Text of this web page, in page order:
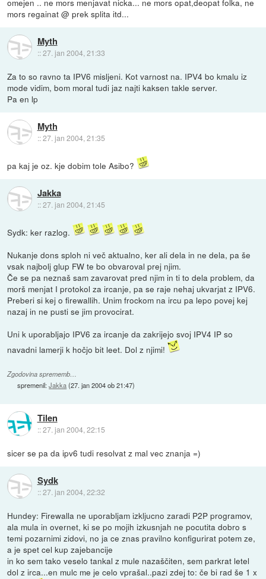
omejen .. ne mors menjavat nicka... ne mors opat,deopat folka, ne
mors regainat @ prek splita itd...
Myth
::27. jan 2004, 21:33
Za to so ravno ta IPV6 misljeni. Kot varnost na. IPV4 bo kmalu iz
mode vidim, bom moral tudi jaz najti kaksen takle server.
Pa en lp
Myth
::27. jan 2004, 21:35
pa kaj je oz. kje dobim tole Asibo?
Jakka
::27. jan 2004, 21:45
Sydk: ker razlog.
Nukanje dons sploh ni več aktualno, ker ali dela in ne dela, pa še
vsak najbolj glup FW te bo obvaroval prej njim.
Če se pa neznaš sam zavarovat pred njim in ti to dela problem, da
morš menjat I protokol za ircanje, pa se raje nehaj ukvarjat z IPV6.
Preberi si kej o firewallih. Unim frockom na ircu pa lepo povej kej
nazaj in ne pusti se jim provocirat.
Uni k uporabljajo IPV6 za ircanje da zakrijejo svoj IPV4 IP so
navadni lamerji k hočjo bit leet. Dol z njimi!
Zgodovina sprememb…
spremenil:Jakka(27. jan 2004 ob 21:47)
Tilen
::27. jan 2004, 22:15
sicer se pa da ipv6 tudi resolvat z mal vec znanja =)
Sydk
::27. jan 2004, 22:32
Hundey: Firewalla ne uporabljam izkljucno zaradi P2P programov,
ala mula in overnet, ki se po mojih izkusnjah ne pocutita dobro s
temi pozarnimi zidovi, no ja ce znas pravilno konfigurirat potem ze,
a je spet cel kup zajebancije
in ko sem tako veselo tankal z mule nazaščiten, sem parkrat letel
dol z irca...en mulc me je celo vprašal..pazi zdej to: če bi rad še 1 x